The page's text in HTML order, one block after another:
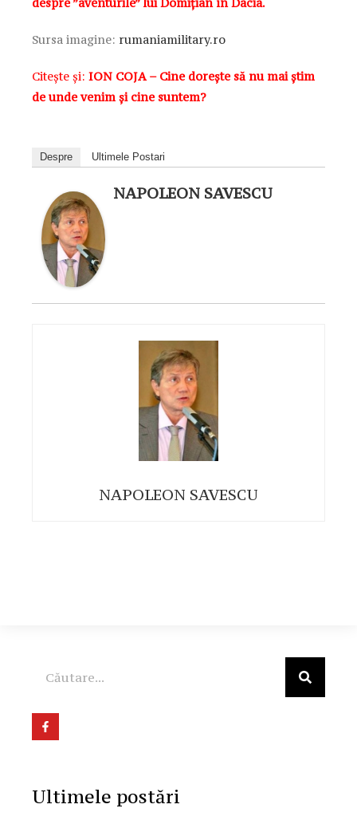
Sursa imagine: rumaniamilitary.ro
Citește și: ION COJA – Cine dorește să nu mai știm
de unde venim și cine suntem?
Despre Ultimele Postari
NAPOLEON SAVESCU
NAPOLEON SAVESCU
Ultimele postări